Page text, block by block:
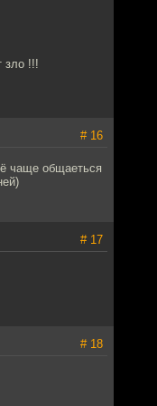
зло !!!
# 16
чаще общаеться
# 17
# 18